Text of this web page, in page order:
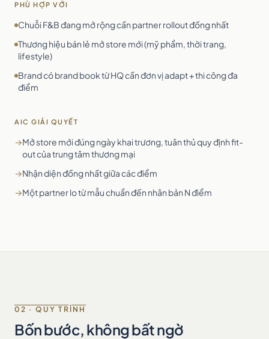
PHÙ HỢP VỚI
Chuỗi F&B đang mở rộng cần partner rollout đồng nhất
Thương hiệu bán lẻ mở store mới (mỹ phẩm, thời trang,
lifestyle)
Brand có brand book từ HQ cần đơn vị adapt + thi công đa
điểm
AIC GIẢI QUYẾT
→Mở store mới đúng ngày khai trương, tuân thủ quy định fit-
out của trung tâm thương mại
→Nhận diện đồng nhất giữa các điểm
→Một partner lo từ mẫu chuẩn đến nhân bản N điểm
02 · QUY TRÌNH
Bốn bước, không bất ngờ